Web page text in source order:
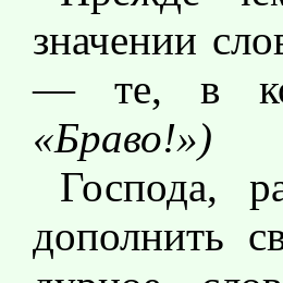
значении
— те, в
«Браво!»)
Господа,
дополнить